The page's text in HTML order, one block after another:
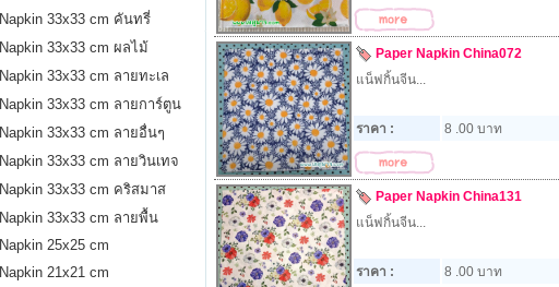
Napkin 33x33 cm คันทรี่
Napkin 33x33 cm ผลไม้
Napkin 33x33 cm ลายทะเล
Napkin 33x33 cm ลายการ์ตูน
Napkin 33x33 cm ลายอื่นๆ
Napkin 33x33 cm ลายวินเทจ
Napkin 33x33 cm คริสมาส
Napkin 33x33 cm ลายพื้น
Napkin 25x25 cm
Napkin 21x21 cm
Paper Napkin China072
แน็ฟกิ้นจีน...
ราคา : 8 .00 บาท
Paper Napkin​ China131
แน็ฟกิ้นจีน...
ราคา : 8 .00 บาท